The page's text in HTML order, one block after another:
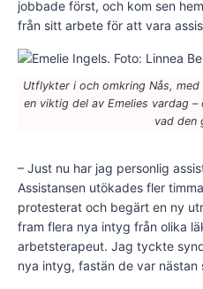
jobbade först, och kom sen
från sitt arbete för att vara
Utflykter i och omkring Nås,
en viktig del av Emelies vardag
vad den
– Just nu har jag personlig
Assistansen utökades fler
protesterat och begärt en ny
fram flera nya intyg från olika
arbetsterapeut. Jag tyckte
nya intyg, fastän de var nästan